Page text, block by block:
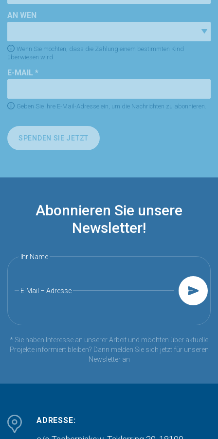
AN WEN
Wenn Sie möchten, dass die Zahlung einem bestimmten Kind
überwiesen wird.
E-MAIL *
Geben Sie Ihre E-Mail-Adresse ein, um die Nachrichten zu abonnieren.
SPENDEN SIE JETZT
Abonnieren Sie unsere
Newsletter!
Ihr Name
E-Mail – Adresse
* Sie haben Interesse an unserer Arbeit und möchten über aktuelle
Projekte informiert bleiben? Dann melden Sie sich jetzt für unseren
Newsletter an
ADRESSE: